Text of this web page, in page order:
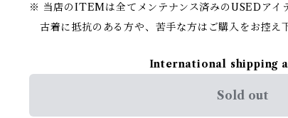
※ 当店のITEMは全てメンテナンス済みのUSEDアイ
古着に抵抗のある方や、苦手な方はご購入をお控え
International shipping
Sold out